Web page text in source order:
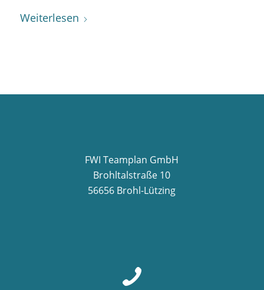
Weiterlesen
FWI Teamplan GmbH
Brohltalstraße 10
56656 Brohl-Lützing